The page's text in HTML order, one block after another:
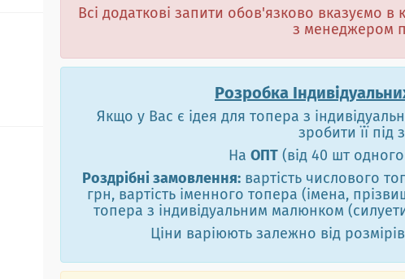
Всі додаткові запити обов'язково вказуємо
з менеджером
Розробка
Якщо у Вас є ідея для топера з
зробити її під
На ОПТ
(від 40 шт
Роздрібні замовлення:вартість числового
грн, вартість іменного топера (імена,
топера з індивідуальним малюнком
Ціни варіюють залежно від